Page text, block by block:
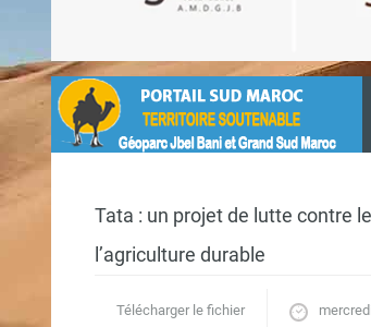
Tata : un projet de lutte contre
l’agriculture durable
Télécharger le fichier